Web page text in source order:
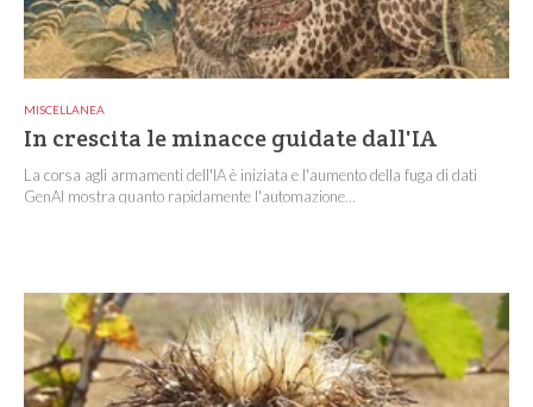
MISCELLANEA
In crescita le minacce guidate dall'IA
La corsa agli armamenti dell'IA è iniziata e l'aumento della fuga di dati
GenAI mostra quanto rapidamente l'automazione...